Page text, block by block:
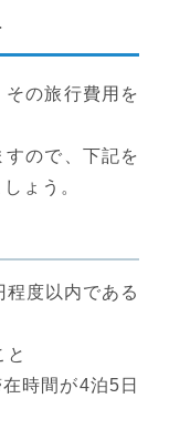
の旅行費用を
ので、下記を
ょう。
程度以内である
と
時間が4泊5日